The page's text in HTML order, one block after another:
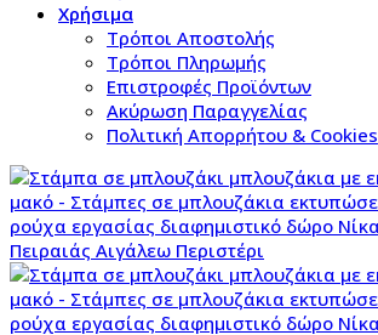
Χρήσιμα
Τρόποι Αποστολής
Τρόποι Πληρωμής
Επιστροφές Προϊόντων
Ακύρωση Παραγγελίας
Πολιτική Απορρήτου & Cookies